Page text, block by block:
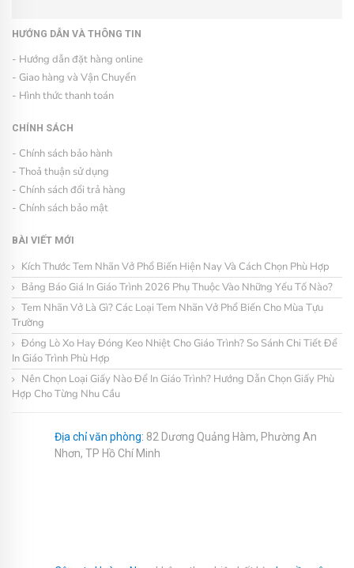
HƯỚNG DẪN VÀ THÔNG TIN
- Hướng dẫn đặt hàng online
- Giao hàng và Vận Chuyển
- Hình thức thanh toán
CHÍNH SÁCH
- Chính sách bảo hành
- Thoả thuận sử dụng
- Chính sách đổi trả hàng
- Chính sách bảo mật
BÀI VIẾT MỚI
Kích Thước Tem Nhãn Vở Phổ Biến Hiện Nay Và Cách Chọn Phù Hợp
Bảng Báo Giá In Giáo Trình 2026 Phụ Thuộc Vào Những Yếu Tố Nào?
Tem Nhãn Vở Là Gì? Các Loại Tem Nhãn Vở Phổ Biến Cho Mùa Tựu
Trường
Đóng Lò Xo Hay Đóng Keo Nhiệt Cho Giáo Trình? So Sánh Chi Tiết Để
In Giáo Trình Phù Hợp
Nên Chọn Loại Giấy Nào Để In Giáo Trình? Hướng Dẫn Chọn Giấy Phù
Hợp Cho Từng Nhu Cầu
Địa chỉ văn phòng: 82 Dương Quảng Hàm, Phường An
Nhơn, TP Hồ Chí Minh